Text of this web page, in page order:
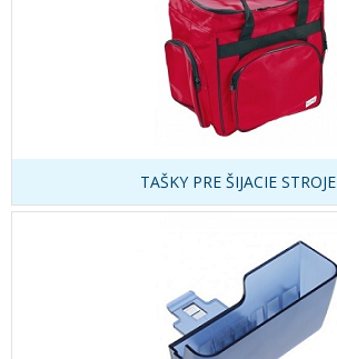
TAŠKY PRE ŠIJACIE STROJE